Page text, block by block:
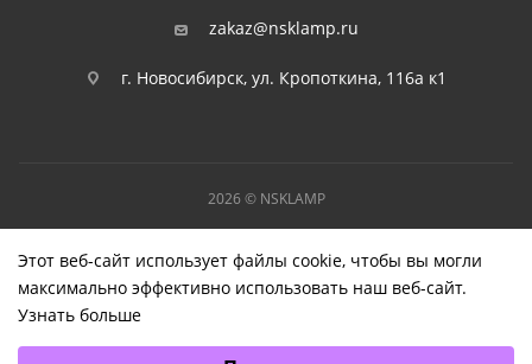
zakaz@nsklamp.ru
г. Новосибирск, ул. Кропоткина, 116а к1
2026 © NSKLAMP
Этот веб-сайт использует файлы cookie, чтобы вы могли
максимально эффективно использовать наш веб-сайт.
Узнать больше